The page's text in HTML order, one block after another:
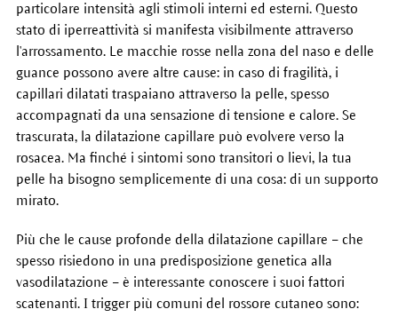
particolare intensità agli stimoli interni ed esterni. Questo
stato di iperreattività si manifesta visibilmente attraverso
l'arrossamento. Le macchie rosse nella zona del naso e delle
guance possono avere altre cause: in caso di fragilità, i
capillari dilatati traspaiano attraverso la pelle, spesso
accompagnati da una sensazione di tensione e calore. Se
trascurata, la dilatazione capillare può evolvere verso la
rosacea. Ma finché i sintomi sono transitori o lievi, la tua
pelle ha bisogno semplicemente di una cosa: di un supporto
mirato.
Più che le cause profonde della dilatazione capillare – che
spesso risiedono in una predisposizione genetica alla
vasodilatazione – è interessante conoscere i suoi fattori
scatenanti. I trigger più comuni del rossore cutaneo sono: